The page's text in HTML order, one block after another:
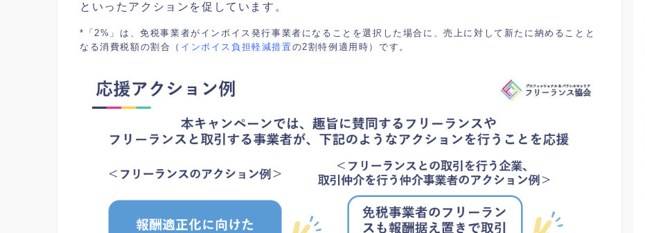
といったアクションを促しています。
*「2%」は、免税事業者がインボイス発行事業者になることを選択した場合に、売上に対して新たに納めることと
なる消費税額の割合（ インボイス負担軽減措置の2割特例適用時）です。